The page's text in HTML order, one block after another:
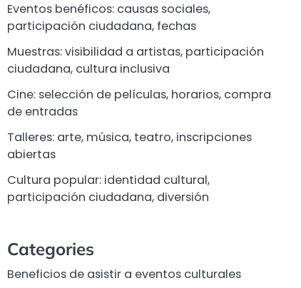
Eventos benéficos: causas sociales,
participación ciudadana, fechas
Muestras: visibilidad a artistas, participación
ciudadana, cultura inclusiva
Cine: selección de películas, horarios, compra
de entradas
Talleres: arte, música, teatro, inscripciones
abiertas
Cultura popular: identidad cultural,
participación ciudadana, diversión
Categories
Beneficios de asistir a eventos culturales